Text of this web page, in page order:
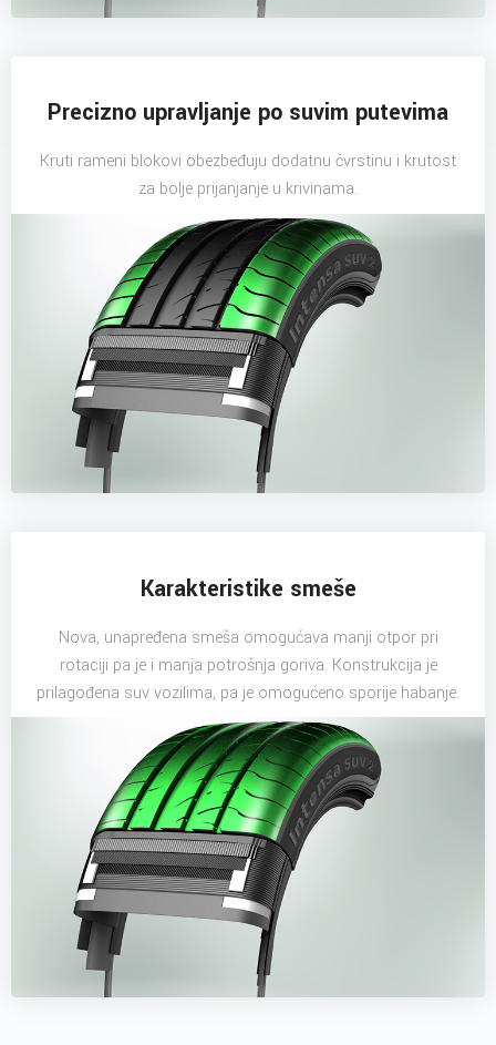
Precizno upravljanje po suvim putevima
Kruti rameni blokovi obezbeđuju dodatnu čvrstinu i krutost
za bolje prijanjanje u krivinama.
Karakteristike smeše
Nova, unapređena smeša omogućava manji otpor pri
rotaciji pa je i manja potrošnja goriva. Konstrukcija je
prilagođena suv vozilima, pa je omogućeno sporije habanje.